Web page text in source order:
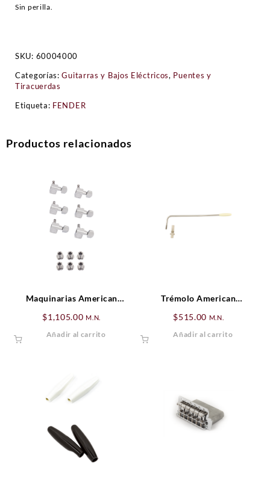
Sin perilla.
SKU: 60004000
Categorías:Guitarras y Bajos Eléctricos, Puentes y
Tiracuerdas
Etiqueta: FENDER
Productos relacionados
Maquinarias American
Cromado (6)
$1,105.00 M.N.
Añadir al carrito
Trémolo American
Jaguar®/Jazzmaster®,
Cromado
$515.00 M.N.
Añadir al carrito